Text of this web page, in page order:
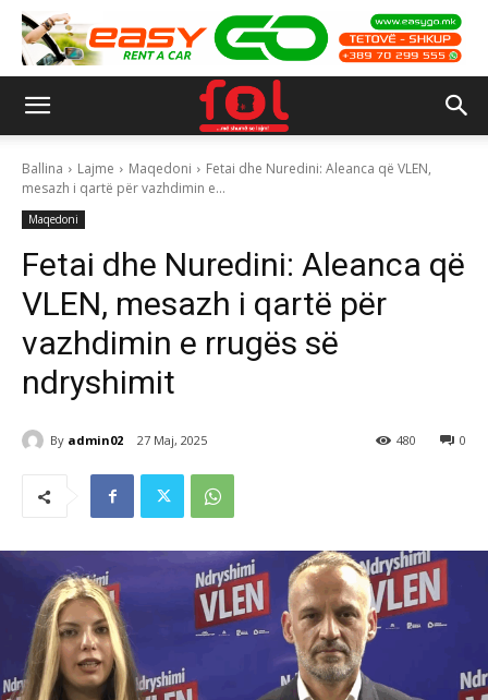
Ballina Lajme Maqedoni
Fetai dhe Nuredini: Aleanca që VLEN,
mesazh i qartë për vazhdimin e...
Maqedoni
Fetai dhe Nuredini: Aleanca që
VLEN, mesazh i qartë për
vazhdimin e rrugës së
ndryshimit
By admin02 27 Maj, 2025 0
480